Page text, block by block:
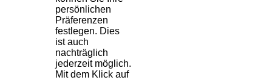
persönlichen
Präferenzen
festlegen. Dies
ist auch
nachträglich
jederzeit möglich.
Mit dem Klick auf